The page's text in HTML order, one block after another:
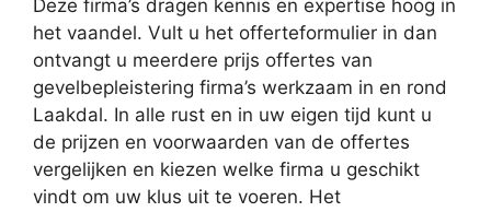
Deze firma’s dragen kennis en expertise hoog in
het vaandel. Vult u het offerteformulier in dan
ontvangt u meerdere prijs offertes van
gevelbepleistering firma’s werkzaam in en rond
Laakdal. In alle rust en in uw eigen tijd kunt u
de prijzen en voorwaarden van de offertes
vergelijken en kiezen welke firma u geschikt
vindt om uw klus uit te voeren. Het